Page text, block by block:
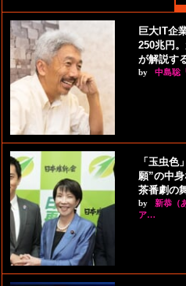
巨大IT企
250兆円
が解説す
by 中島聡
「玉虫色
願”の中
茶番劇の
by
新恭（
ア…